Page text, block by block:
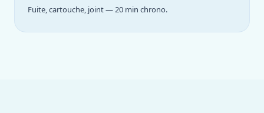
Fuite, cartouche, joint — 20 min chrono.